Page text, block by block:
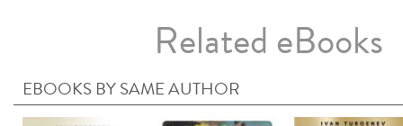
Related eBooks
EBOOKS BY SAME AUTHOR